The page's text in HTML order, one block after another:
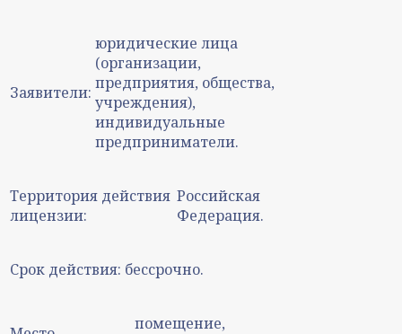
Заявители:
юридические лица
(организации,
предприятия, общества,
учреждения),
индивидуальные
предприниматели.
Территория действия
лицензии:
Российская
Федерация.
Срок действия: бессрочно.
помещение,